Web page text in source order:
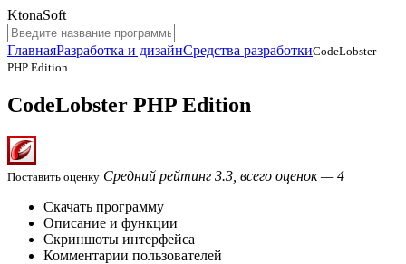
KtonaSoft
ГлавнаяРазработка и дизайнСредства разработкиCodeLobster
PHP Edition
CodeLobster PHP Edition
Поставить оценку Средний рейтинг 3.3, всего оценок — 4
Скачать программу
Описание и функции
Скриншоты интерфейса
Комментарии пользователей